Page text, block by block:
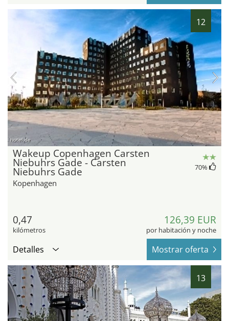
12
hotel.de
Wakeup Copenhagen Carsten
Niebuhrs Gade - Carsten
Niebuhrs Gade
Kopenhagen
70%
0,47
kilómetros
126,39 EUR
por habitación y noche
Detalles Mostrar oferta
13